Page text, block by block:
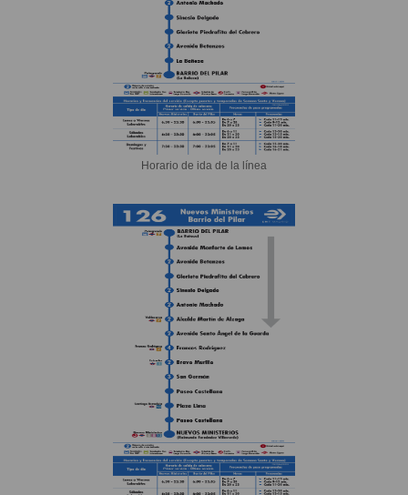
Horario de ida de la línea